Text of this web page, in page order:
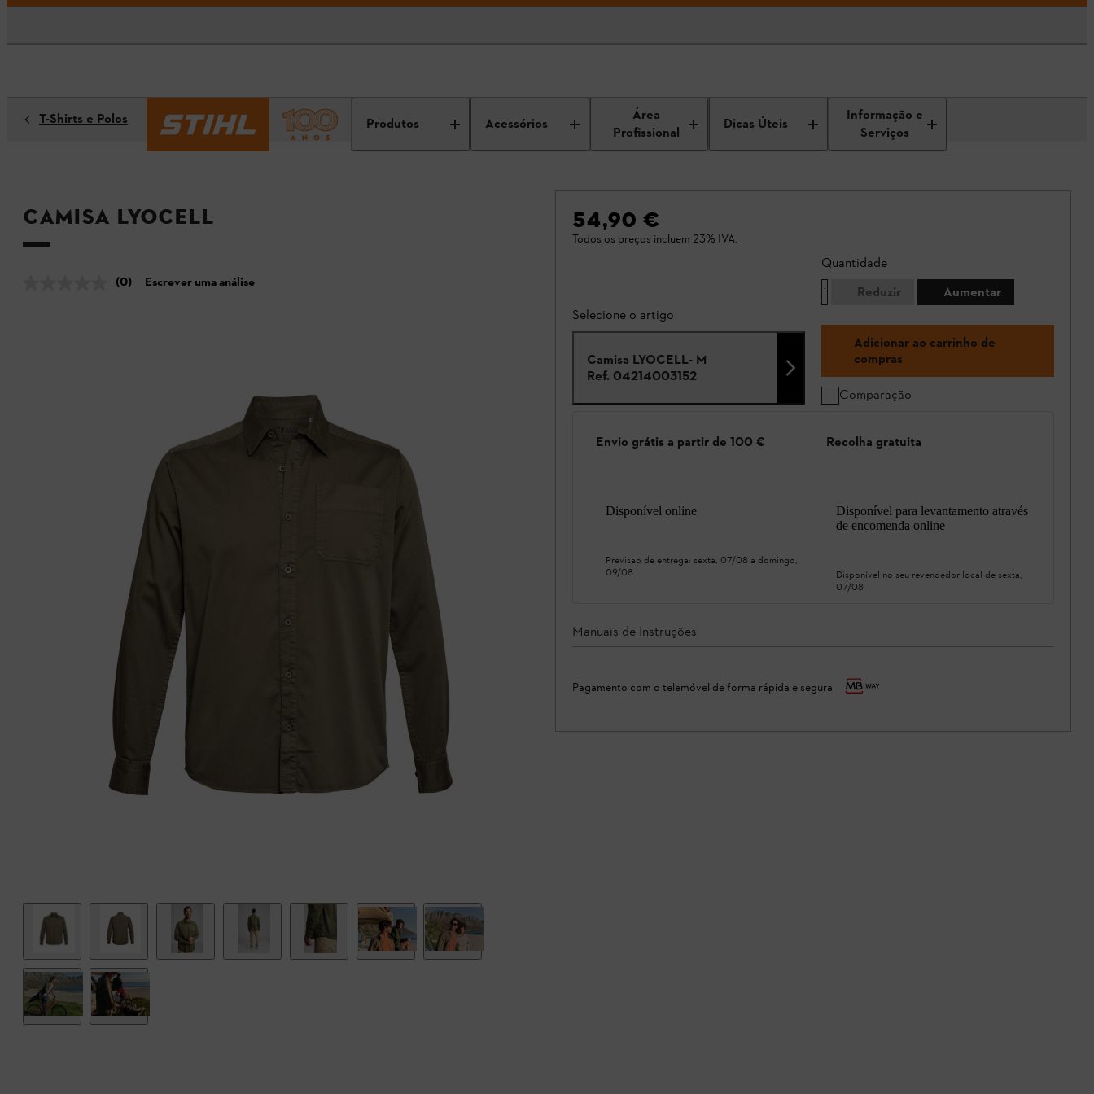
Produtos Acessórios
Área
Profissional
Dicas Úteis
Informação e
Serviços
T-Shirts e Polos
Camisa LYOCELL
(0) Escrever uma análise
54,90 €
Todos os preços incluem 23% IVA.
Selecione o artigo
Camisa LYOCELL- M
Ref. 04214003152
Quantidade
Reduzir
Aumentar
Adicionar ao carrinho de
compras
Comparação
Envio grátis a partir de 100 €
Disponível online
Previsão de entrega: sexta, 07/08 a domingo,
09/08
Recolha gratuita
Disponível para levantamento através
de encomenda online
Disponível no seu revendedor local de sexta,
07/08
Manuais de Instruções
Pagamento com o telemóvel de forma rápida e segura